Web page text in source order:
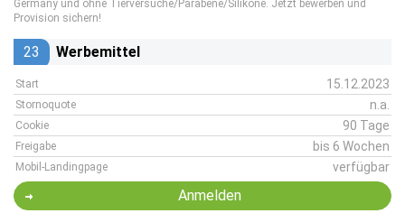
Germany und ohne Tierversuche/Parabene/Silikone. Jetzt bewerben und
Provision sichern!
23 Werbemittel
Start 15.12.2023
Stornoquote n.a.
Cookie 90 Tage
Freigabe bis 6 Wochen
Mobil-Landingpage verfügbar
Anmelden